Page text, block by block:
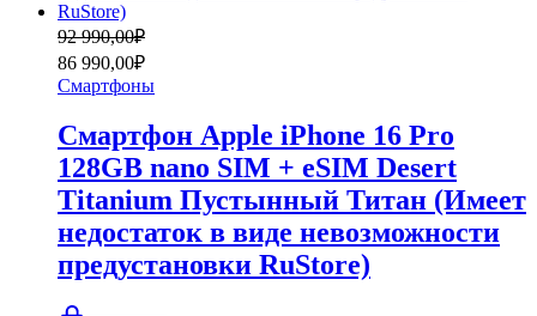
92 990,00₽
Первоначальная
цена
составляла
92
990,00₽.
86 990,00₽
Текущая
цена:
86
990,00₽.
Смартфоны
Смартфон Apple iPhone 16 Pro
128GB nano SIM + eSIM Desert
Titanium Пустынный Титан (Имеет
недостаток в виде невозможности
предустановки RuStore)